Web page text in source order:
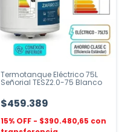
Termotanque Eléctrico 75L
Señorial TESZ2.0-75 Blanco
$459.389
$390.480,65